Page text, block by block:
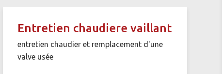
Entretien chaudiere vaillant
entretien chaudier et remplacement d'une
valve usée